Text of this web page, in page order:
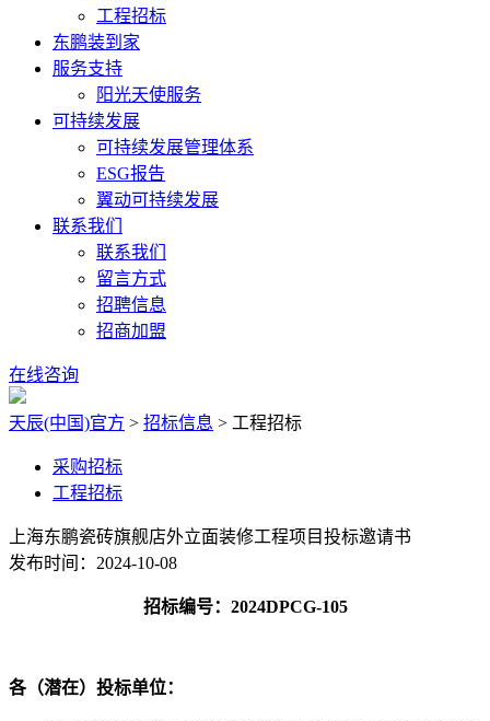
工程招标
东鹏装到家
服务支持
阳光天使服务
可持续发展
可持续发展管理体系
ESG报告
翼动可持续发展
联系我们
联系我们
留言方式
招聘信息
招商加盟
在线咨询
天辰(中国)官方 > 招标信息 > 工程招标
采购招标
工程招标
上海东鹏瓷砖旗舰店外立面装修工程项目投标邀请书
发布时间： 2024-10-08
招标编号： 2024DPCG-105
各（潜在）投标单位：